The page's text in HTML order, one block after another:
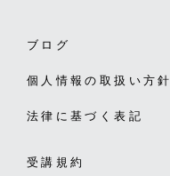
ブログ
個人情報の取扱い方針
法律に基づく表記
受講規約